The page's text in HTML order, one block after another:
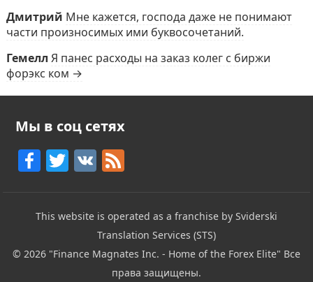
Дмитрий Мне кажется, господа даже не понимают
части произносимых ими буквосочетаний.
Гемелл Я панес расходы на заказ колег с биржи
форэкс ком →
Мы в соц сетях
F
c
e
b
T
itt
er
V F
e
d
This website is operated as a franchise by Sviderski
Translation Services (STS)
© 2026 "Finance Magnates Inc. - Home of the Forex Elite" Все
права защищены.